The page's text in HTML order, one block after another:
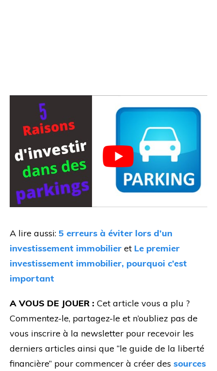
A lire aussi: 5 erreurs à éviter lors d’un
investissement immobilier et Le premier
investissement immobilier, pourquoi c’est
important
A VOUS DE JOUER : Cet article vous a plu ?
Commentez-le, partagez-le et n’oubliez pas de
vous inscrire à la newsletter pour recevoir les
derniers articles ainsi que “le guide de la liberté
financière” pour commencer à créer des sources